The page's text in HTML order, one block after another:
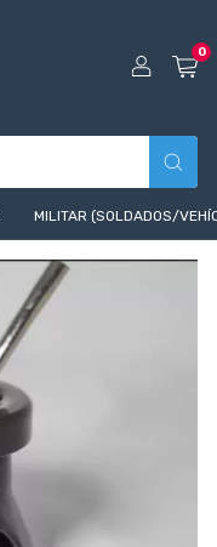
0
MILITAR (SOLDADOS/